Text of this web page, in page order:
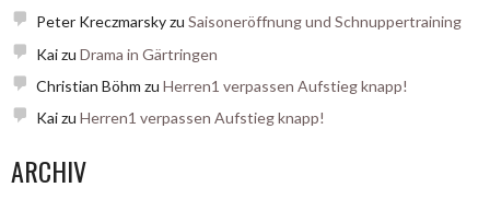
Peter Kreczmarskyzu Saisoneröffnung und Schnuppertraining
Kaizu Drama in Gärtringen
Christian Böhm zu Herren1 verpassen Aufstieg knapp!
Kaizu Herren1 verpassen Aufstieg knapp!
ARCHIV